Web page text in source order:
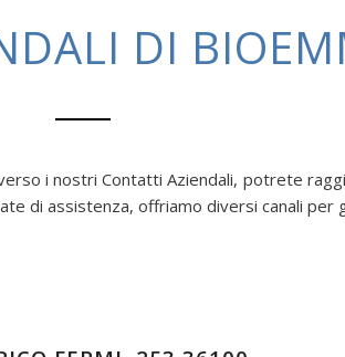
DI
i nostri Contatti Aziendali, potrete
di assistenza, offriamo diversi canali per